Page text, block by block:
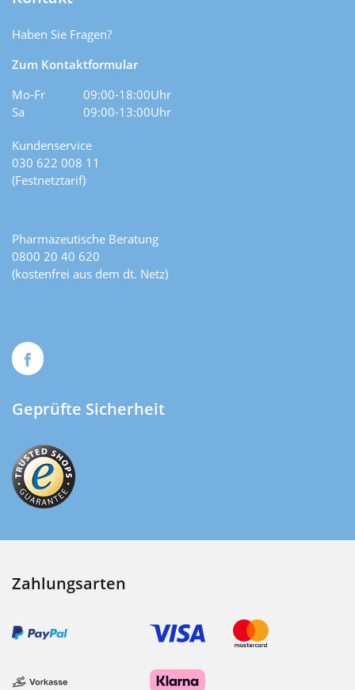
Haben Sie Fragen?
Zum Kontaktformular
Mo-Fr
09:00-18:00Uhr
Sa
09:00-13:00Uhr
Kundenservice
030 622 008 11
(Festnetztarif)
Pharmazeutische Beratung
0800 20 40 620
(kostenfrei aus dem dt. Netz)
Geprüfte Sicherheit
Zahlungsarten